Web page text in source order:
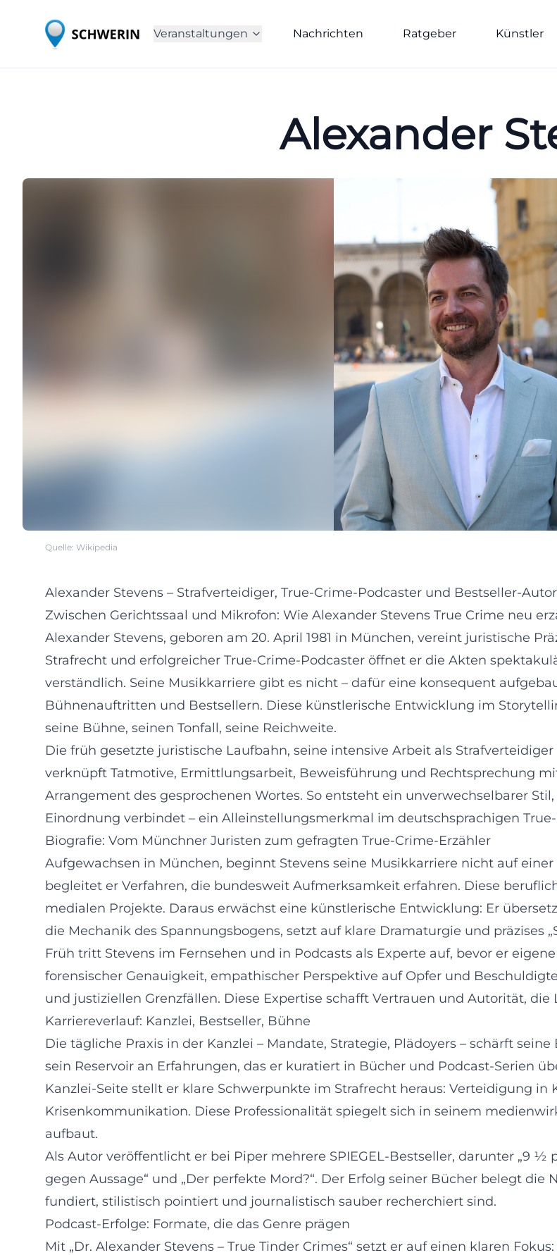
Veranstaltungen Nachrichten Ratgeber Künstler
Alexander
Quelle: Wikipedia
Alexander Stevens – Strafverteidiger, True-Crime-Podcaster und Bestseller-Autor
Zwischen Gerichtssaal und Mikrofon: Wie Alexander Stevens True Crime neu
Alexander Stevens, geboren am 20. April 1981 in München, vereint juristische
Strafrecht und erfolgreicher True-Crime-Podcaster öffnet er die Akten
verständlich. Seine Musikkarriere gibt es nicht – dafür eine konsequent
Bühnenauftritten und Bestsellern. Diese künstlerische Entwicklung im
seine Bühne, seinen Tonfall, seine Reichweite.
Die früh gesetzte juristische Laufbahn, seine intensive Arbeit als
verknüpft Tatmotive, Ermittlungsarbeit, Beweisführung und Rechtsprechung
Arrangement des gesprochenen Wortes. So entsteht ein unverwechselbarer
Einordnung verbindet – ein Alleinstellungsmerkmal im deutschsprachigen
Biografie: Vom Münchner Juristen zum gefragten True-Crime-Erzähler
Aufgewachsen in München, beginnt Stevens seine Musikkarriere nicht auf
begleitet er Verfahren, die bundesweit Aufmerksamkeit erfahren. Diese
medialen Projekte. Daraus erwächst eine künstlerische Entwicklung: Er
die Mechanik des Spannungsbogens, setzt auf klare Dramaturgie und präzises
Früh tritt Stevens im Fernsehen und in Podcasts als Experte auf, bevor er
forensischer Genauigkeit, empathischer Perspektive auf Opfer und
und justiziellen Grenzfällen. Diese Expertise schafft Vertrauen und Autorität,
Karriereverlauf: Kanzlei, Bestseller, Bühne
Die tägliche Praxis in der Kanzlei – Mandate, Strategie, Plädoyers – schärft
sein Reservoir an Erfahrungen, das er kuratiert in Bücher und Podcast-Serien
Kanzlei-Seite stellt er klare Schwerpunkte im Strafrecht heraus: Verteidigung
Krisenkommunikation. Diese Professionalität spiegelt sich in seinem
aufbaut.
Als Autor veröffentlicht er bei Piper mehrere SPIEGEL-Bestseller, darunter „9 ½
gegen Aussage“ und „Der perfekte Mord?“. Der Erfolg seiner Bücher belegt
fundiert, stilistisch pointiert und journalistisch sauber recherchiert sind.
Podcast-Erfolge: Formate, die das Genre prägen
Mit „Dr. Alexander Stevens – True Tinder Crimes“ setzt er auf einen klaren